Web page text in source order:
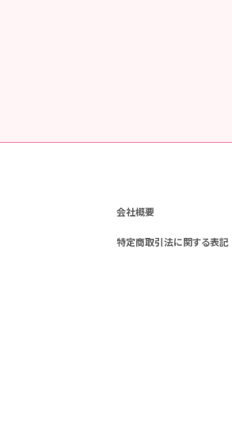
会社概要
特定商取引法に関する表記